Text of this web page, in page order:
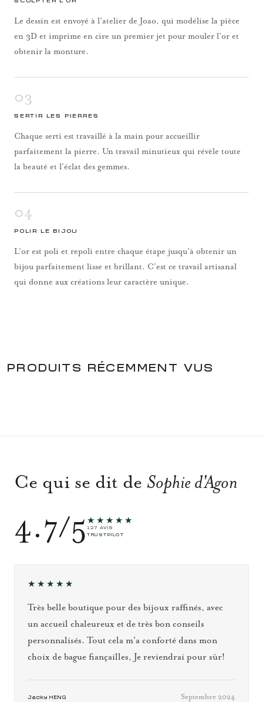
Le dessin est envoyé à l’atelier de Joao, qui modélise la pièce
en 3D et imprime en cire un premier jet pour mouler l’or et
obtenir la monture.
03
SERTIR LES PIERRES
Chaque serti est travaillé à la main pour accueillir
parfaitement la pierre. Un travail minutieux qui révèle toute
la beauté et l’éclat des gemmes.
04
POLIR LE BIJOU
L’or est poli et repoli entre chaque étape jusqu’à obtenir un
bijou parfaitement lisse et brillant. C’est ce travail artisanal
qui donne aux créations leur caractère unique.
PRODUITS RÉCEMMENT VUS
Ce qui se dit de Sophie d'Agon
4.7/5 ★★★★★
127 AVIS
TRUSTPILOT
★★★★★
Très belle boutique pour des bijoux raffinés, avec
un accueil chaleureux et de très bon conseils
personnalisés. Tout cela m'a conforté dans mon
choix de bague fiançailles, Je reviendrai pour sûr!
Jacky HENG Septembre 2024